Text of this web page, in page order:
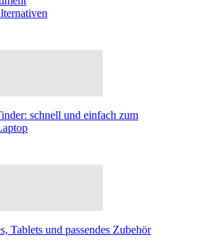
schnell und einfach zum
Tablets und passendes Zubehör